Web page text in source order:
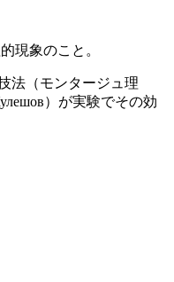
現象のこと。
法（モンタージュ理
）が実験でその効